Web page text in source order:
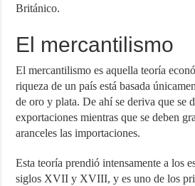
Británico.
El mercantilismo
El mercantilismo es aquella teoría
riqueza de un país está basada
de oro y plata. De ahí se deriva que se
exportaciones mientras que se deben
aranceles las importaciones.
Esta teoría prendió intensamente a los
siglos XVII y XVIII, y es uno de los